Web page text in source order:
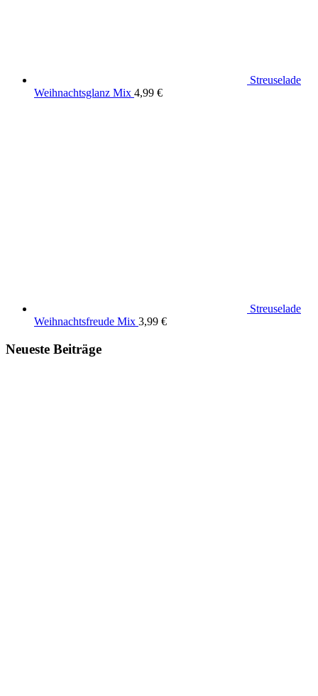
Streuselade
Weihnachtsglanz Mix 4,99 €
Streuselade
Weihnachtsfreude Mix 3,99 €
Neueste Beiträge